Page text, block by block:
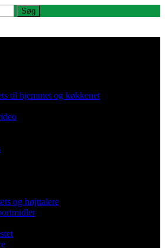
til hjemmet og køkkenet
og højttalere